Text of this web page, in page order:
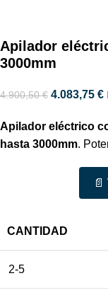
Apilador
3000mm
4.900,50€ 4.083,75 €
Apilador eléctrico
hasta 3000mm.
CANTIDAD
2-5